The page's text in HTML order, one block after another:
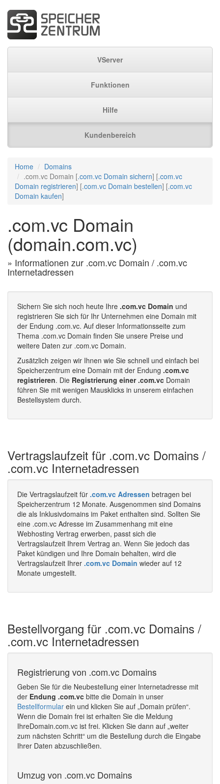
VServer
Funktionen
Hilfe
Kundenbereich
Home
Domains
.com.vc Domain [.com.vc Domain sichern] [.com.vc
Domain registrieren] [.com.vc Domain bestellen] [.com.vc
Domain kaufen]
.com.vc Domain
(domain.com.vc)
» Informationen zur .com.vc Domain / .com.vc
Internetadressen
Sichern Sie sich noch heute Ihre .com.vc Domain und
registrieren Sie sich für Ihr Unternehmen eine Domain mit
der Endung .com.vc. Auf dieser Informationsseite zum
Thema .com.vc Domain finden Sie unsere Preise und
weitere Daten zur .com.vc Domain.
Zusätzlich zeigen wir Ihnen wie Sie schnell und einfach bei
Speicherzentrum eine Domain mit der Endung .com.vc
registrieren. Die Registrierung einer .com.vc Domain
führen Sie mit wenigen Mausklicks in unserem einfachen
Bestellsystem durch.
Vertragslaufzeit für .com.vc Domains /
.com.vc Internetadressen
Die Vertragslaufzeit für .com.vc Adressen betragen bei
Speicherzentrum 12 Monate. Ausgenommen sind Domains
die als Inklusivdomains im Paket enthalten sind. Sollten Sie
eine .com.vc Adresse im Zusammenhang mit eine
Webhosting Vertrag erwerben, passt sich die
Vertragslaufzeit Ihrem Vertrag an. Wenn Sie jedoch das
Paket kündigen und Ihre Domain behalten, wird die
Vertragslaufzeit Ihrer .com.vc Domain wieder auf 12
Monate umgestellt.
Bestellvorgang für .com.vc Domains /
.com.vc Internetadressen
Registrierung von .com.vc Domains
Geben Sie für die Neubestellung einer Internetadresse mit
der Endung .com.vc bitte die Domain in unser
Bestellformular ein und klicken Sie auf „Domain prüfen“.
Wenn die Domain frei ist erhalten Sie die Meldung
IhreDomain.com.vc ist frei. Klicken Sie dann auf „weiter
zum nächsten Schritt“ um die Bestellung durch die Eingabe
Ihrer Daten abzuschließen.
Umzug von .com.vc Domains